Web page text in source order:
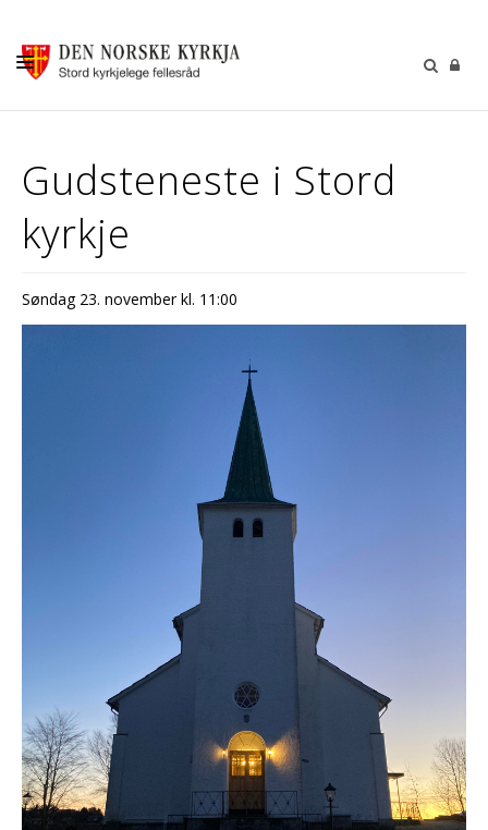
GUDSTENESTER
DÅP VIGSEL GRAVFERD
BARN OG UNGDOM
SOKNERÅDA
Gudsteneste i Stord
kyrkje
Søndag 23. november kl. 11:00